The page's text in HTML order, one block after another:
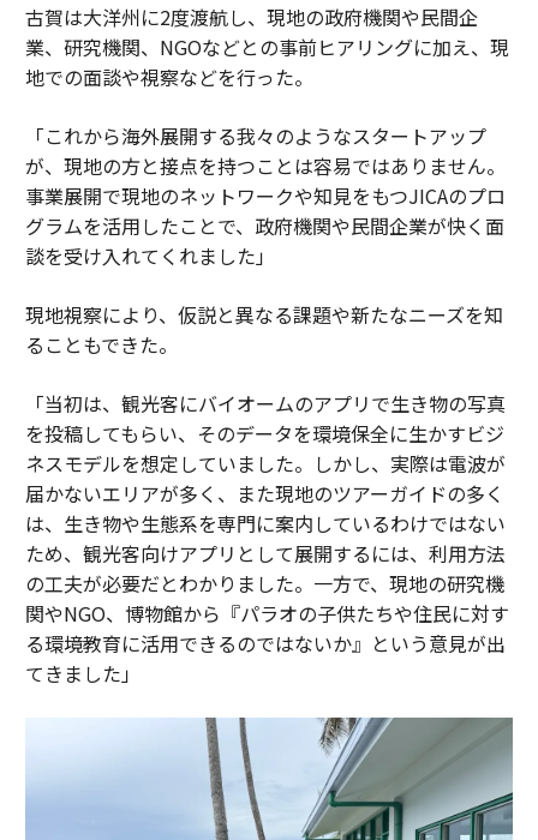
古賀は大洋州に2度渡航し、現地の政府機関や民間企
業、研究機関、NGOなどとの事前ヒアリングに加え、現
地での面談や視察などを行った。
「これから海外展開する我々のようなスタートアップ
が、現地の方と接点を持つことは容易ではありません。
事業展開で現地のネットワークや知見をもつJICAのプロ
グラムを活用したことで、政府機関や民間企業が快く面
談を受け入れてくれました」
現地視察により、仮説と異なる課題や新たなニーズを知
ることもできた。
「当初は、観光客にバイオームのアプリで生き物の写真
を投稿してもらい、そのデータを環境保全に生かすビジ
ネスモデルを想定していました。しかし、実際は電波が
届かないエリアが多く、また現地のツアーガイドの多く
は、生き物や生態系を専門に案内しているわけではない
ため、観光客向けアプリとして展開するには、利用方法
の工夫が必要だとわかりました。一方で、現地の研究機
関やNGO、博物館から『パラオの子供たちや住民に対す
る環境教育に活用できるのではないか』という意見が出
てきました」